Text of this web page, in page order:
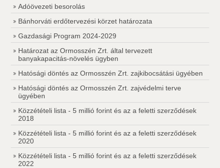
Adóövezeti besorolás
Bánhorváti erdőtervezési körzet határozata
Gazdasági Program 2024-2029
Határozat az Ormosszén Zrt. által tervezett
banyakapacitás-növelés ügyben
Hatósági döntés az Ormosszén Zrt. zajkibocsátási ügyében
Hatósági döntés az Ormosszén Zrt. zajvédelmi terve
ügyében
Közzétételi lista - 5 millió forint és az a feletti szerződések
2018
Közzétételi lista - 5 millió forint és az a feletti szerződések
2020
Közzétételi lista - 5 millió forint és az a feletti szerződések
2022